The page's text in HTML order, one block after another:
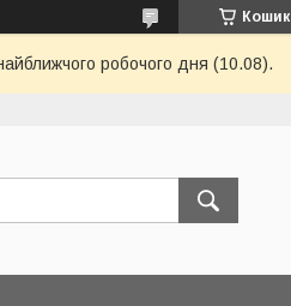
Кошик
робочого дня (10.08).